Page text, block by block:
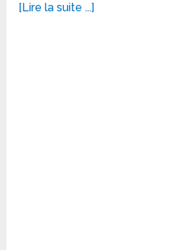
[Lire la suite ...]